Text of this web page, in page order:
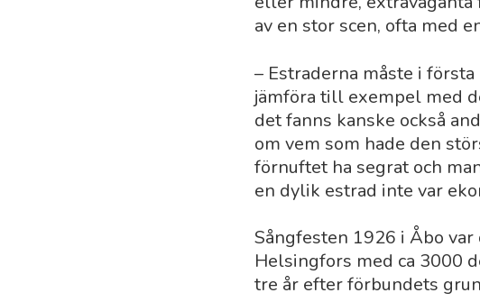
av en stor scen, ofta med
– Estraderna måste i
jämföra till exempel med
det fanns kanske också
om vem som hade den
förnuftet ha segrat och
en dylik estrad inte var
Sångfesten 1926 i Åbo var
Helsingfors med ca 3000
tre år efter förbundets